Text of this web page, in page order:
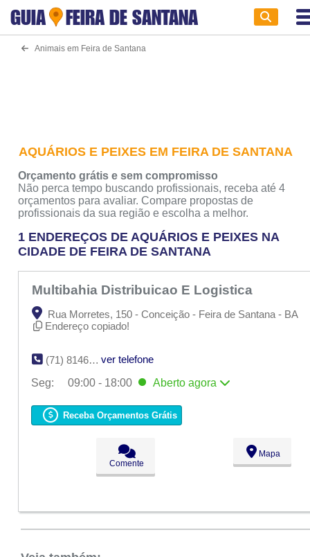
GUIA FEIRA DE SANTANA
Animais em Feira de Santana
AQUÁRIOS E PEIXES EM FEIRA DE SANTANA
Orçamento grátis e sem compromisso
Não perca tempo buscando profissionais, receba até 4
orçamentos para avaliar. Compare propostas de
profissionais da sua região e escolha a melhor.
1 ENDEREÇOS DE AQUÁRIOS E PEIXES NA
CIDADE DE FEIRA DE SANTANA
Multibahia Distribuicao E Logistica
Rua Morretes, 150 - Conceição - Feira de Santana - BA
Endereço copiado!
(71) 8146-6120
ver telefone
Seg:
09:00 - 18:00 Aberto agora
Ter:
09:00 - 18:00
Qua:
09:00 - 18:00
09:00 - 18:00
Fechado
Fechado
Receba Orçamentos Grátis
Comente
Mapa